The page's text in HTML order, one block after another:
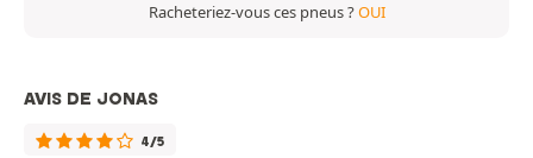
Racheteriez-vous ces pneus ?OUI
AVIS DE JONAS
4/5